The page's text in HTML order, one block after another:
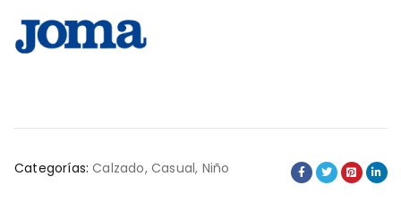
Categorías: Calzado,Casual, Niño